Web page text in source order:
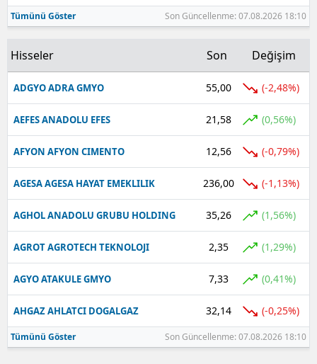
Tümünü Göster Son Güncellenme: 07.08.2026 18:10
Hisseler Son Değişim
ADGYO ADRA GMYO 55,00 (-2,48%)
AEFES ANADOLU EFES 21,58 (0,56%)
AFYON AFYON CIMENTO 12,56 (-0,79%)
AGESA AGESA HAYAT EMEKLILIK 236,00 (-1,13%)
AGHOL ANADOLU GRUBU HOLDING 35,26 (1,56%)
AGROT AGROTECH TEKNOLOJI 2,35 (1,29%)
AGYO ATAKULE GMYO 7,33 (0,41%)
AHGAZ AHLATCI DOGALGAZ 32,14 (-0,25%)
Tümünü Göster Son Güncellenme: 07.08.2026 18:10